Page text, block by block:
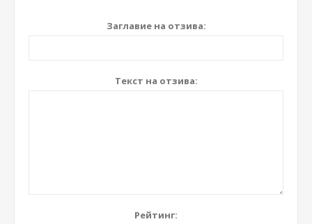
Заглавие на отзива:
Текст на отзива:
Рейтинг: